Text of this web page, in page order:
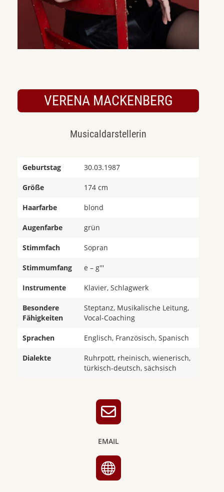
VERENA MACKENBERG
Musicaldarstellerin
Geburtstag 30.03.1987
Größe 174 cm
Haarfarbe blond
Augenfarbe grün
Stimmfach Sopran
Stimmumfang e – g'''
Instrumente Klavier, Schlagwerk
Besondere
Fähigkeiten
Steptanz, Musikalische Leitung,
Vocal-Coaching
Sprachen Englisch, Französisch, Spanisch
Dialekte
Ruhrpott, rheinisch, wienerisch,
türkisch-deutsch, sächsisch
EMAIL